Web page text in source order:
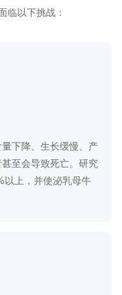
临以下挑战：
下降、生长缓慢、产
至会导致死亡。研究
上，并使泌乳母牛